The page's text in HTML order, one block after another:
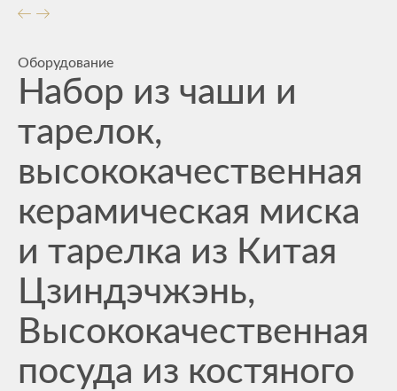
Оборудование
Набор из чаши и
тарелок,
высококачественная
керамическая миска
и тарелка из Китая
Цзиндэчжэнь,
Высококачественная
посуда из костяного